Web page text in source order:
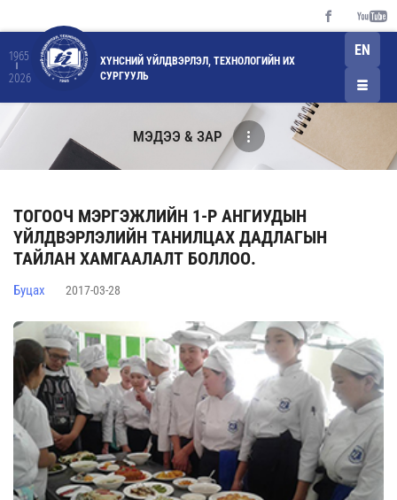
1965
2026
ХҮНСНИЙ ҮЙЛДВЭРЛЭЛ, ТЕХНОЛОГИЙН ИХ
СУРГУУЛЬ
EN
МЭДЭЭ & ЗАР
ТОГООЧ МЭРГЭЖЛИЙН 1-Р АНГИУДЫН
ҮЙЛДВЭРЛЭЛИЙН ТАНИЛЦАХ ДАДЛАГЫН
ТАЙЛАН ХАМГААЛАЛТ БОЛЛОО.
Буцах 2017-03-28